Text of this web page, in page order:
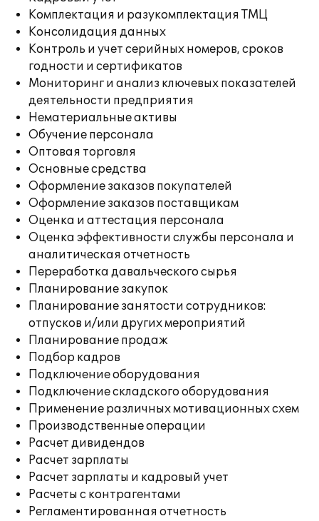
Комплектация и разукомплектация ТМЦ
Консолидация данных
Контроль и учет серийных номеров, сроков
годности и сертификатов
Мониторинг и анализ ключевых показателей
деятельности предприятия
Нематериальные активы
Обучение персонала
Оптовая торговля
Основные средства
Оформление заказов покупателей
Оформление заказов поставщикам
Оценка и аттестация персонала
Оценка эффективности службы персонала и
аналитическая отчетность
Переработка давальческого сырья
Планирование закупок
Планирование занятости сотрудников:
отпусков и/или других мероприятий
Планирование продаж
Подбор кадров
Подключение оборудования
Подключение складского оборудования
Применение различных мотивационных схем
Производственные операции
Расчет дивидендов
Расчет зарплаты
Расчет зарплаты и кадровый учет
Расчеты с контрагентами
Регламентированная отчетность